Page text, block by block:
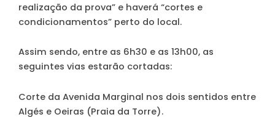
realização da prova” e haverá “cortes e
condicionamentos” perto do local.
Assim sendo, entre as 6h30 e as 13h00, as
seguintes vias estarão cortadas:
Corte da Avenida Marginal nos dois sentidos entre
Algés e Oeiras (Praia da Torre).